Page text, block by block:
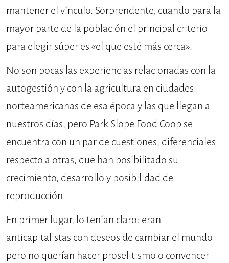
mantener el vínculo. Sorprendente, cuando para la
mayor parte de la población el principal criterio
para elegir súper es «el que esté más cerca».
No son pocas las experiencias relacionadas con la
autogestión y con la agricultura en ciudades
norteamericanas de esa época y las que llegan a
nuestros días, pero Park Slope Food Coop se
encuentra con un par de cuestiones, diferenciales
respecto a otras, que han posibilitado su
crecimiento, desarrollo y posibilidad de
reproducción.
En primer lugar, lo tenían claro: eran
anticapitalistas con deseos de cambiar el mundo
pero no querían hacer proselitismo o convencer